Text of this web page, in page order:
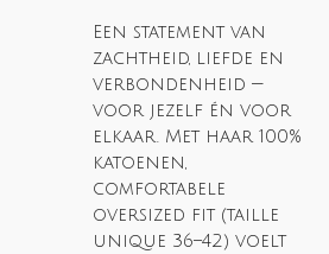
Een statement van
zachtheid, liefde en
verbondenheid —
voor jezelf én voor
elkaar. Met haar 100%
katoenen,
comfortabele
oversized fit (taille
unique 36–42) voelt